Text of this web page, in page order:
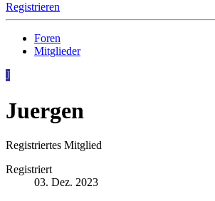
Registrieren
Foren
Mitglieder
J
Juergen
Registriertes Mitglied
Registriert
03. Dez. 2023